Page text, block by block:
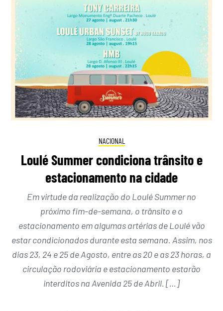
NACIONAL
Loulé Summer condiciona trânsito e
estacionamento na cidade
Em virtude da realização do Loulé Summer no
próximo fim-de-semana, o trânsito e o
estacionamento em algumas artérias de Loulé vão
estar condicionados durante esta semana. Assim, nos
dias 23, 24 e 25 de Agosto, entre as 20 e as 23 horas, a
circulação rodoviária e estacionamento estarão
interditos na Avenida 25 de Abril. […]